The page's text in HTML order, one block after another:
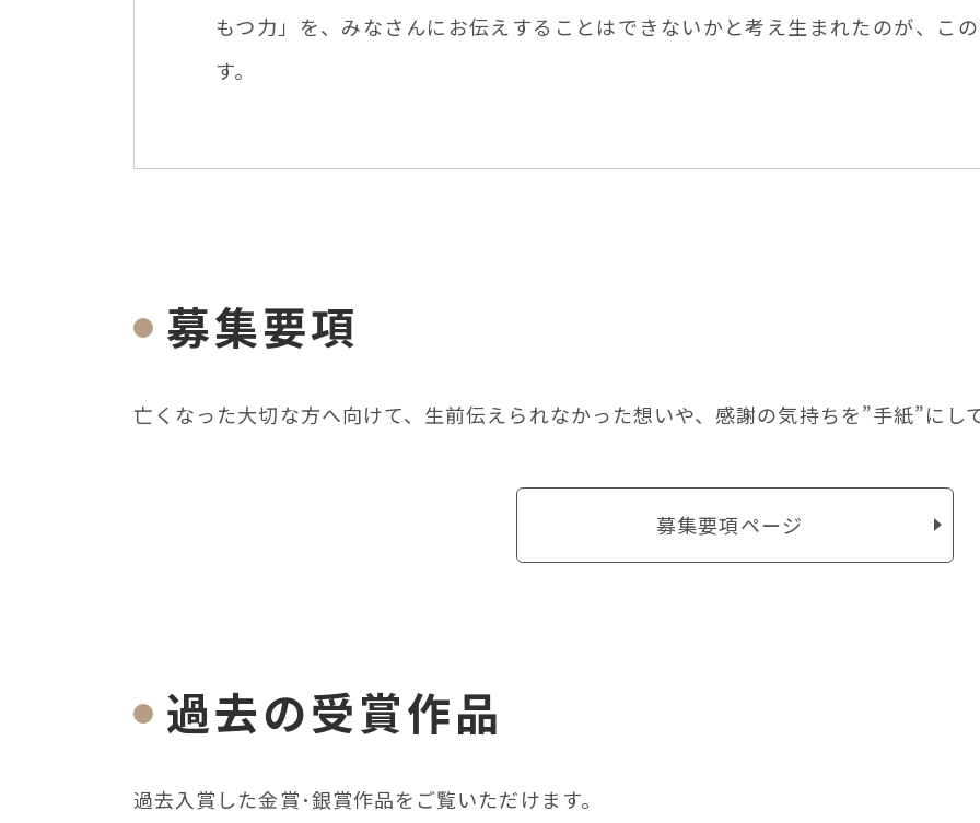
もつ力」を、みなさんにお伝えすることはできないかと考え生まれたのが、こ
す。
募集要項
亡くなった⼤切な⽅へ向けて、⽣前伝えられなかった想いや、感謝の気持ちを”⼿紙”にし
募集要項ページ
過去の受賞作品
過去入賞した金賞･銀賞作品をご覧いただけます。